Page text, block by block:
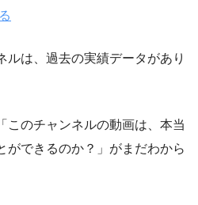
ルは、過去の実績データがあり
このチャンネルの動画は、本当
ができるのか？」がまだわから